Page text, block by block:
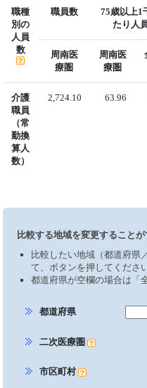
職種
別の
人員
数
職員数
75歳以上1
たり人
周南医
療圏
周南医
療圏
介護
職員
（常
勤換
算人
数）
2,724.10 63.96
比較する地域を変更することが
比較したい地域（都道府県
て、ボタンを押してください
都道府県が空欄の場合は「
都道府県
二次医療圏
市区町村